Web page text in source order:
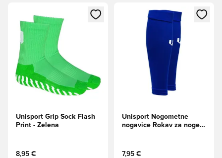
Odpre Modal za prijavo ali vpis kot član
Unisport Grip Sock Flash
Print - Zelena
8,95 €
Odpre Modal za prijavo ali
Unisport Nogometne
nogavice Rokav za noge -
7,95 €